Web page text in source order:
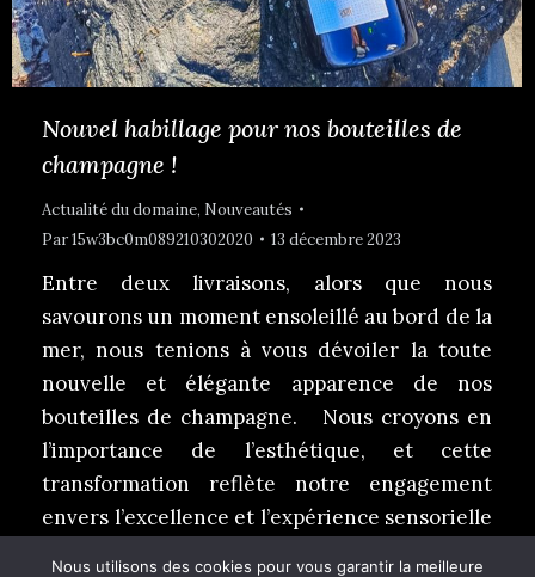
Nouvel habillage pour nos bouteilles de
champagne !
Actualité du domaine, Nouveautés
Par15w3bc0m089210302020 13 décembre 2023
Entre deux livraisons, alors que nous
savourons un moment ensoleillé au bord de la
mer, nous tenions à vous dévoiler la toute
nouvelle et élégante apparence de nos
bouteilles de champagne. Nous croyons en
l’importance de l’esthétique, et cette
transformation reflète notre engagement
envers l’excellence et l’expérience sensorielle
Nous utilisons des cookies pour vous garantir la meilleure